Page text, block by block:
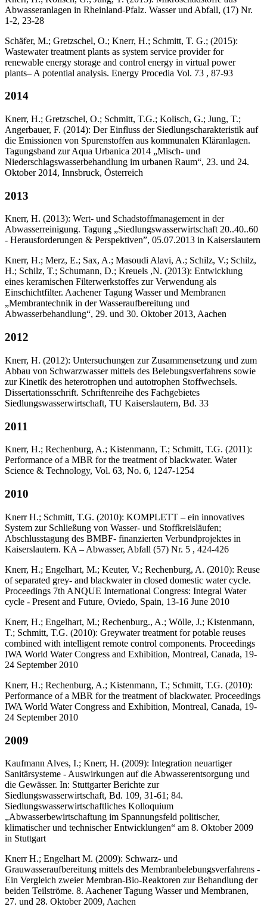
Abwasseranlagen in Rheinland-Pfalz. Wasser und Abfall, (17) Nr.
1-2, 23-28
Schäfer, M.; Gretzschel, O.; Knerr, H.; Schmitt, T. G.; (2015):
Wastewater treatment plants as system service provider for
renewable energy storage and control energy in virtual power
plants– A potential analysis. Energy Procedia Vol. 73 , 87-93
2014
Knerr, H.; Gretzschel, O.; Schmitt, T.G.; Kolisch, G.; Jung, T.;
Angerbauer, F. (2014): Der Einfluss der Siedlungscharakteristik auf
die Emissionen von Spurenstoffen aus kommunalen Kläranlagen.
Tagungsband zur Aqua Urbanica 2014 „Misch- und
Niederschlagswasserbehandlung im urbanen Raum“, 23. und 24.
Oktober 2014, Innsbruck, Österreich
2013
Knerr, H. (2013): Wert- und Schadstoffmanagement in der
Abwasserreinigung. Tagung „Siedlungswasserwirtschaft 20..40..60
- Herausforderungen & Perspektiven”, 05.07.2013 in Kaiserslautern
Knerr, H.; Merz, E.; Sax, A.; Masoudi Alavi, A.; Schilz, V.; Schilz,
H.; Schilz, T.; Schumann, D.; Kreuels ,N. (2013): Entwicklung
eines keramischen Filterwerkstoffes zur Verwendung als
Einschichtfilter. Aachener Tagung Wasser und Membranen
„Membrantechnik in der Wasseraufbereitung und
Abwasserbehandlung“, 29. und 30. Oktober 2013, Aachen
2012
Knerr, H. (2012): Untersuchungen zur Zusammensetzung und zum
Abbau von Schwarzwasser mittels des Belebungsverfahrens sowie
zur Kinetik des heterotrophen und autotrophen Stoffwechsels.
Dissertationsschrift. Schriftenreihe des Fachgebietes
Siedlungswasserwirtschaft, TU Kaiserslautern, Bd. 33
2011
Knerr, H.; Rechenburg, A.; Kistenmann, T.; Schmitt, T.G. (2011):
Performance of a MBR for the treatment of blackwater. Water
Science & Technology, Vol. 63, No. 6, 1247-1254
2010
Knerr H.; Schmitt, T.G. (2010): KOMPLETT – ein innovatives
System zur Schließung von Wasser- und Stoffkreisläufen;
Abschlusstagung des BMBF- finanzierten Verbundprojektes in
Kaiserslautern. KA – Abwasser, Abfall (57) Nr. 5 , 424-426
Knerr, H.; Engelhart, M.; Keuter, V.; Rechenburg, A. (2010): Reuse
of separated grey- and blackwater in closed domestic water cycle.
Proceedings 7th ANQUE International Congress: Integral Water
cycle - Present and Future, Oviedo, Spain, 13-16 June 2010
Knerr, H.; Engelhart, M.; Rechenburg., A.; Wölle, J.; Kistenmann,
T.; Schmitt, T.G. (2010): Greywater treatment for potable reuses
combined with intelligent remote control components. Proceedings
IWA World Water Congress and Exhibition, Montreal, Canada, 19-
24 September 2010
Knerr, H.; Rechenburg, A.; Kistenmann, T.; Schmitt, T.G. (2010):
Performance of a MBR for the treatment of blackwater. Proceedings
IWA World Water Congress and Exhibition, Montreal, Canada, 19-
24 September 2010
2009
Kaufmann Alves, I.; Knerr, H. (2009): Integration neuartiger
Sanitärsysteme - Auswirkungen auf die Abwasserentsorgung und
die Gewässer. In: Stuttgarter Berichte zur
Siedlungswasserwirtschaft, Bd. 109, 31-61; 84.
Siedlungswasserwirtschaftliches Kolloquium
„Abwasserbewirtschaftung im Spannungsfeld politischer,
klimatischer und technischer Entwicklungen“ am 8. Oktober 2009
in Stuttgart
Knerr H.; Engelhart M. (2009): Schwarz- und
Grauwasseraufbereitung mittels des Membranbelebungsverfahrens -
Ein Vergleich zweier Membran-Bio-Reaktoren zur Behandlung der
beiden Teilströme. 8. Aachener Tagung Wasser und Membranen,
27. und 28. Oktober 2009, Aachen